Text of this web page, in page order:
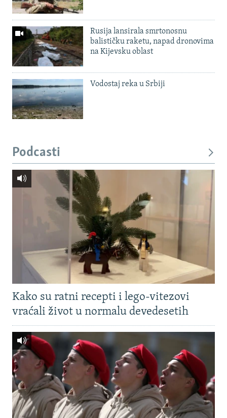
Rusija lansirala smrtonosnu
balističku raketu, napad dronovima
na Kijevsku oblast
Vodostaj reka u Srbiji
Podcasti
Kako su ratni recepti i lego-vitezovi
vraćali život u normalu devedesetih